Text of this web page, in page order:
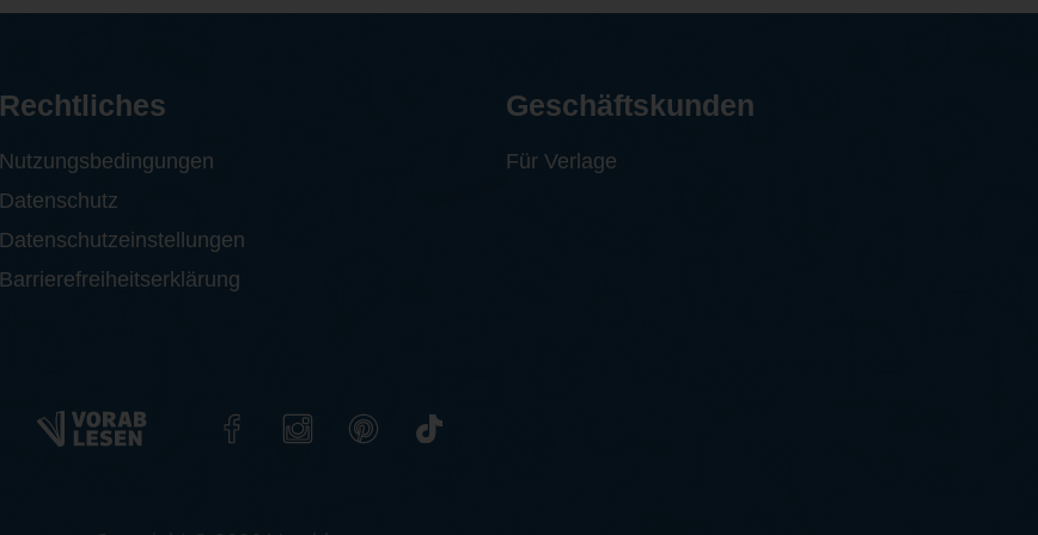
Rechtliches
Nutzungsbedingungen
Datenschutz
Datenschutzeinstellungen
Barrierefreiheitserklärung
Geschäftskunden
Für Verlage